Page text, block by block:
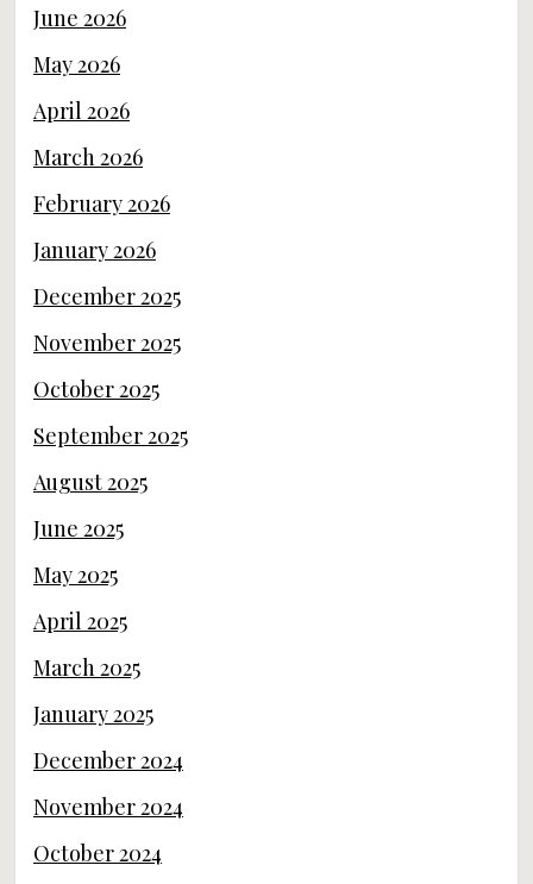
June 2026
May 2026
April 2026
March 2026
February 2026
January 2026
December 2025
November 2025
October 2025
September 2025
August 2025
June 2025
May 2025
April 2025
March 2025
January 2025
December 2024
November 2024
October 2024